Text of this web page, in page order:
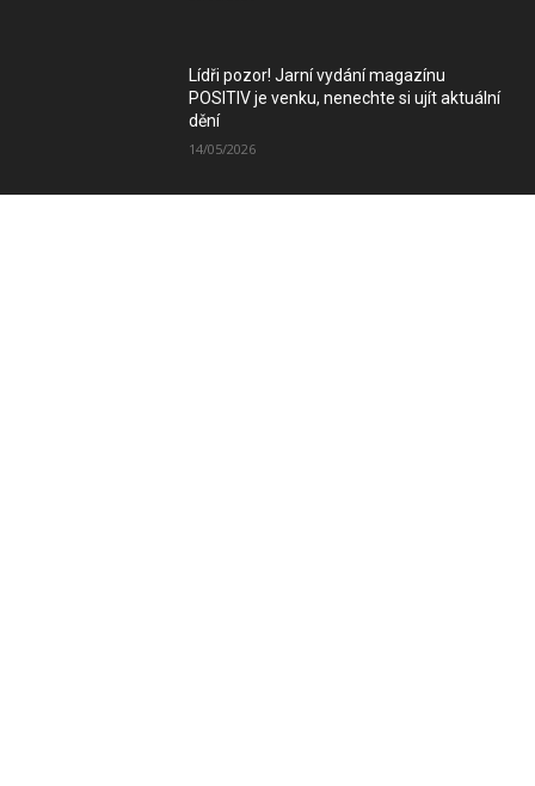
Lídři pozor! Jarní vydání magazínu
POSITIV je venku, nenechte si ujít aktuální
dění
14/05/2026